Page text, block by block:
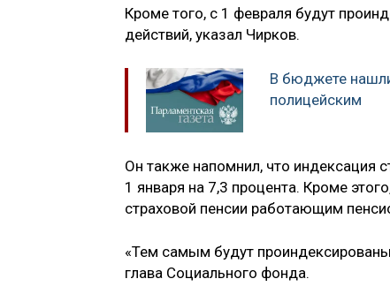
Кроме того, с 1 февраля будут
действий, указал Чирков.
В бюджете
полицейским
Он также напомнил, что индексация
1 января на 7,3 процента. Кроме
страховой пенсии работающим
«Тем самым будут
глава Социального фонда.